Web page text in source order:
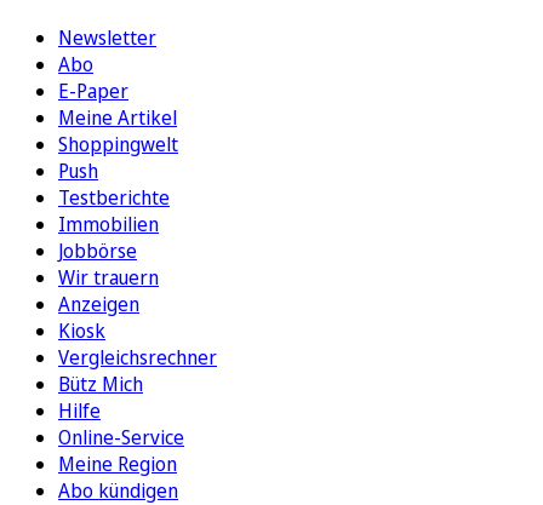
Newsletter
Abo
E-Paper
Meine Artikel
Shoppingwelt
Push
Testberichte
Immobilien
Jobbörse
Wir trauern
Anzeigen
Kiosk
Vergleichsrechner
Bütz Mich
Hilfe
Online-Service
Meine Region
Abo kündigen